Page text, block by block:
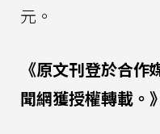
元。
《原文刊登於合作
聞網獲授權轉載。》